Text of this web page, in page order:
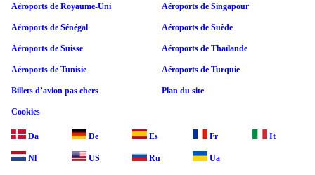
Aéroports de Royaume-Uni Aéroports de Singapour
Aéroports de Sénégal Aéroports de Suède
Aéroports de Suisse Aéroports de Thaïlande
Aéroports de Tunisie Aéroports de Turquie
Billets d’avion pas chers Plan du site
Cookies
Da De Es Fr It
Nl US Ru Ua